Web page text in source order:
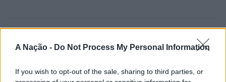
A Nação - Do Not Process My Personal Information
If you wish to opt-out of the sale, sharing to third parties, or